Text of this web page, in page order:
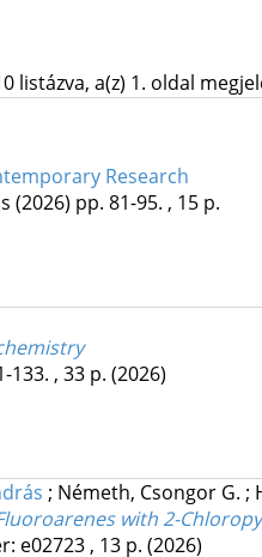
listázva, a(z) 1. oldal
Research
(2026) pp. 81-95. , 15 p.
133. , 33 p. (2026)
; Németh, Csongor G. ;
with 2-
e02723 , 13 p. (2026)